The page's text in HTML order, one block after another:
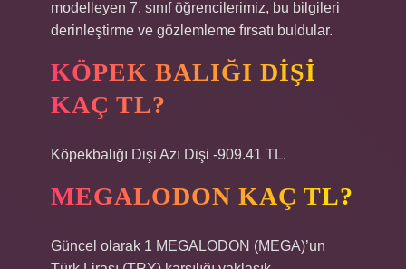
modelleyen 7. sınıf öğrencilerimiz, bu bilgileri
derinleştirme ve gözlemleme fırsatı buldular.
KÖPEK BALIĞI DIŞI
KAÇ TL?
Köpekbalığı Dişi Azı Dişi -909.41 TL.
MEGALODON KAÇ TL?
Güncel olarak 1 MEGALODON (MEGA)’un